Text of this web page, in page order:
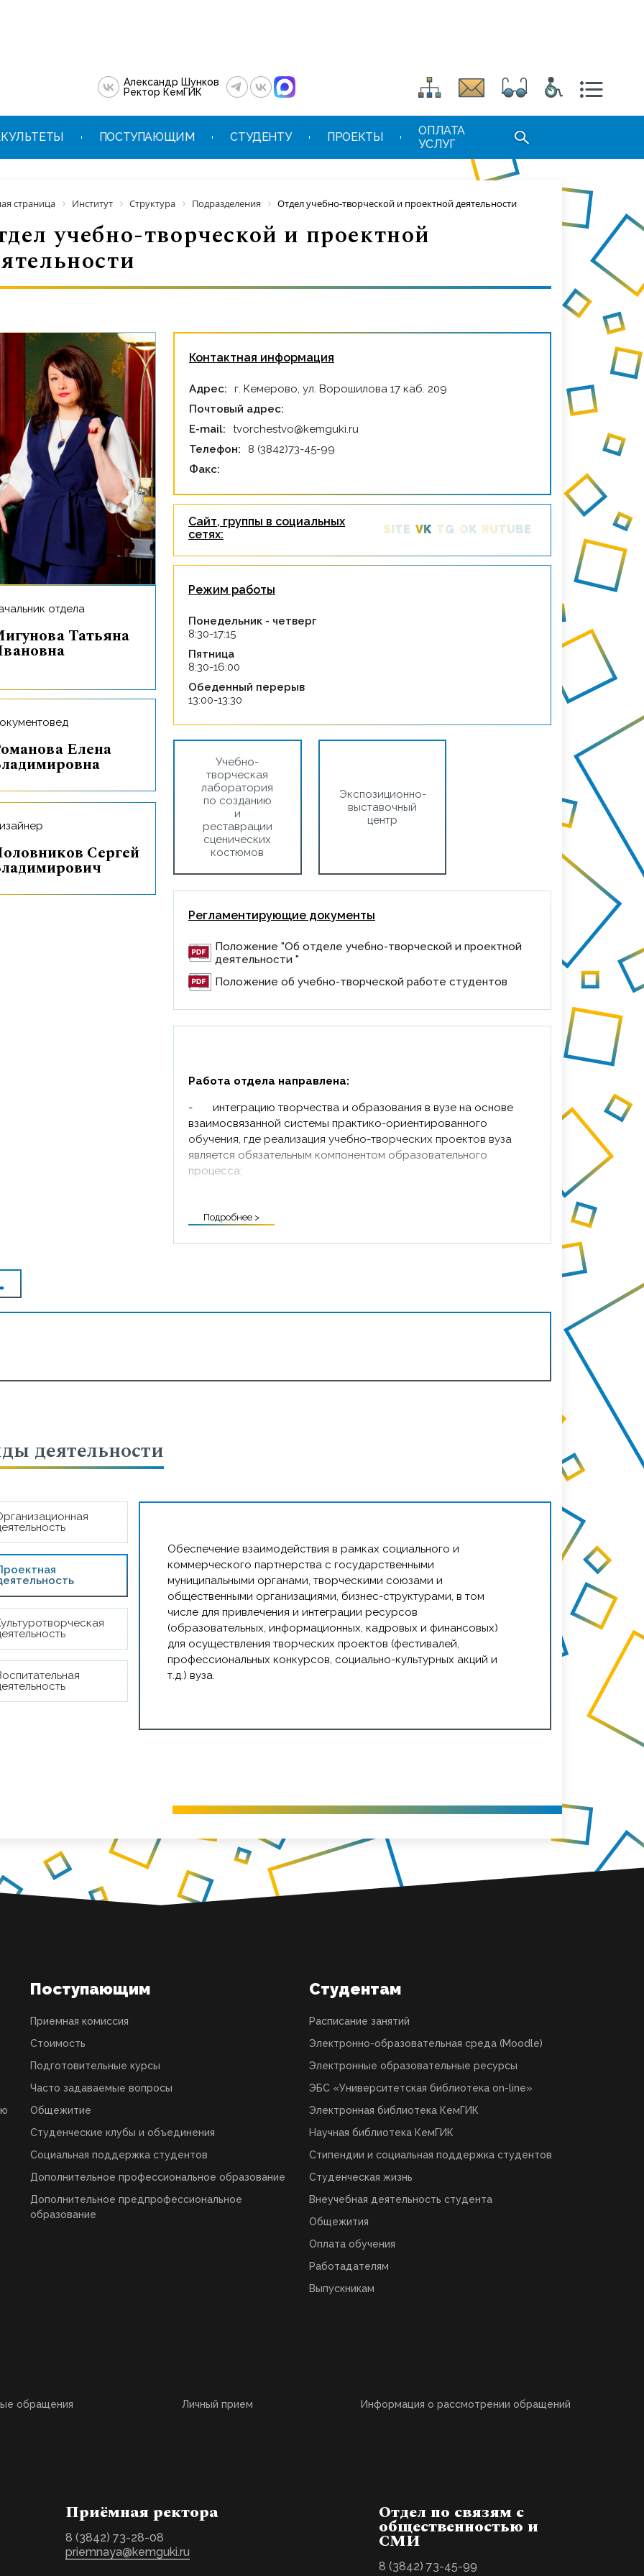
Александр Шунков
Ректор КемГИК
ПОСТУПАЮЩИМ СТУДЕНТУ ПРОЕКТЫ
ОПЛАТА
УСЛУГ
страница Институт Структура Подразделения Отдел учебно-творческой и проектной деятельности
учебно-творческой и проектной
отдела
Татьяна
Елена
Сергей
Контактная информация
Адрес:
г. Кемерово, ул. Ворошилова 17 каб. 209
Почтовый адрес:
E-mail:
tvorchestvo@kemguki.ru
Телефон:
8 (3842)73-45-99
Факс:
Сайт, группы в социальных
сетях:
SITE VK TG OK RUTUBE
Режим работы
Понедельник - четверг
8:30-17:15
Пятница
8:30-16:00
Обеденный перерыв
13:00-13:30
Учебно-
творческая
лаборатория
по созданию
и
реставрации
сценических
костюмов
Экспозиционно-
выставочный
центр
Регламентирующие документы
Положение "Об отделе учебно-творческой и проектной
деятельности "
Положение об учебно-творческой работе студентов
Работа отдела направлена:
- интеграцию творчества и образования в вузе на основе
взаимосвязанной системы практико-ориентированного
обучения, где реализация учебно-творческих проектов вуза
является обязательным компонентом образовательного
процесса;
страны через построение устойчивых связей с
профессиональным сообществом, государственными
учреждениями культуры и бизнес-структурами.
реализации внутривузовских (межкафедральных и
междисциплинарных) учебно-творческих проектов (спектакли,
концерты, выставки, фестивали, культурные события).
4. Позиционирование вуза через публичные творческие
проекты, укрепление связей с профессиональными
институциями и потенциальными работодателями.
5. Систематизация и методическое сопровождение учебно-
творческой и проектной деятельности вуза, создание базы
Подробнее >
деятельности
Обеспечение взаимодействия в рамках социального и
коммерческого партнерства с государственными
муниципальными органами, творческими союзами и
общественными организациями, бизнес-структурами, в том
числе для привлечения и интеграции ресурсов
(образовательных, информационных, кадровых и финансовых)
для осуществления творческих проектов (фестивалей,
профессиональных конкурсов, социально-культурных акций и
т.д.) вуза.
Поступающим
Приемная комиссия
Стоимость
Подготовительные курсы
Часто задаваемые вопросы
Общежитие
Студенческие клубы и объединения
Социальная поддержка студентов
Дополнительное профессиональное образование
Дополнительное предпрофессиональное
образование
Студентам
Расписание занятий
Электронно-образовательная среда (Moodle)
Электронные образовательные ресурсы
ЭБС «Университетская библиотека on-line»
Электронная библиотека КемГИК
Научная библиотека КемГИК
Стипендии и социальная поддержка студентов
Студенческая жизнь
Внеучебная деятельность студента
Общежития
Оплата обучения
Работадателям
Выпускникам
обращения Личный прием Информация о рассмотрении обращений
Приёмная ректора
8 (3842) 73-28-08
priemnaya@kemguki.ru
Отдел по связям с
общественностью и
СМИ
8 (3842) 73-45-99